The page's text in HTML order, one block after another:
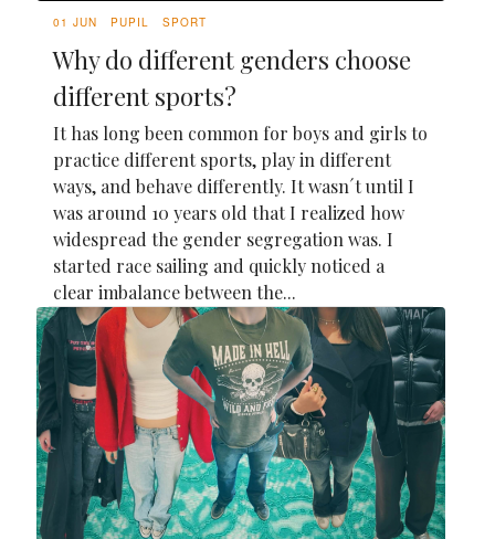
01 JUN PUPIL SPORT
Why do different genders choose
different sports?
It has long been common for boys and girls to
practice different sports, play in different
ways, and behave differently. It wasn´t until I
was around 10 years old that I realized how
widespread the gender segregation was. I
started race sailing and quickly noticed a
clear imbalance between the...